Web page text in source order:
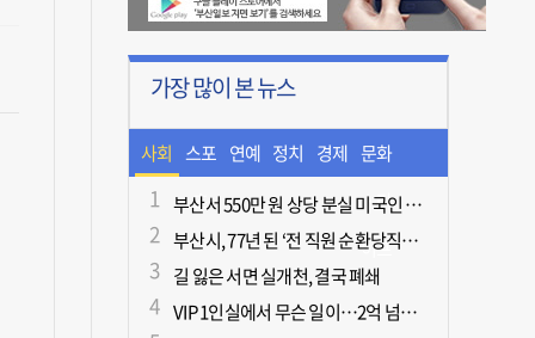
가장 많이 본 뉴스
사회 스포
츠
연예 정치 경제 문화
ㆍ라
이프
부산서 550만 원 상당 분실 미국인 관광객, 경찰 도움으로 되찾아
부산시, 77년 된 ‘전 직원 순환당직제’ 폐지
길 잃은 서면 실개천, 결국 폐쇄
VIP 1인실에서 무슨 일이…2억 넘게 쓴 중독자·불법촬영한 의사